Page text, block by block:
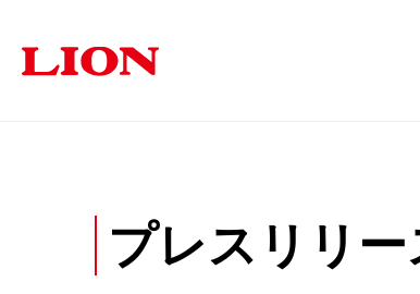
プレスリリー
オフィス家具 文具
オフィス 福祉・医療施設
トップメッセージ サステナ
トップメッセージ ライオン事
経営方針 個人投資家の皆さ